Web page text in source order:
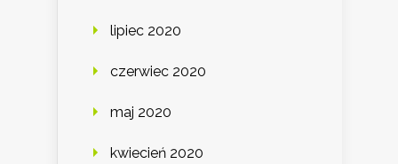
lipiec 2020
czerwiec 2020
maj 2020
kwiecień 2020